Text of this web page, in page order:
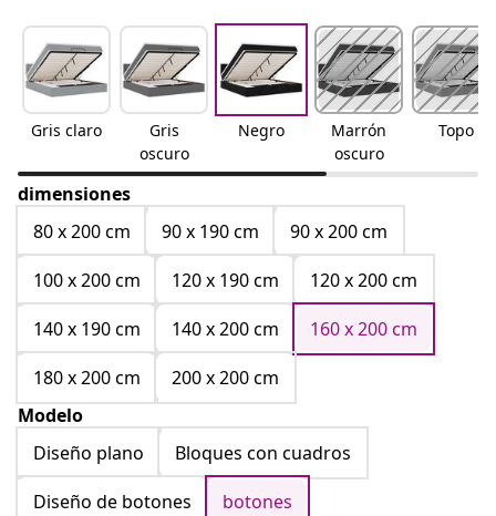
Gris claro
Gris
oscuro
Negro
Marrón
oscuro
Topo
dimensiones
80 x 200 cm
90 x 190 cm
90 x 200 cm
100 x 200 cm
120 x 190 cm
120 x 200 cm
140 x 190 cm
140 x 200 cm
160 x 200 cm
180 x 200 cm
200 x 200 cm
Modelo
Diseño plano
Bloques con cuadros
Diseño de botones
botones